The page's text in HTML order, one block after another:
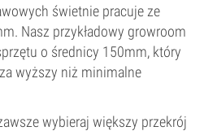
świetnie pracuje ze
Nasz przykładowy growroom
o średnicy 150mm, który
wyższy niż minimalne
wybieraj większy przekrój